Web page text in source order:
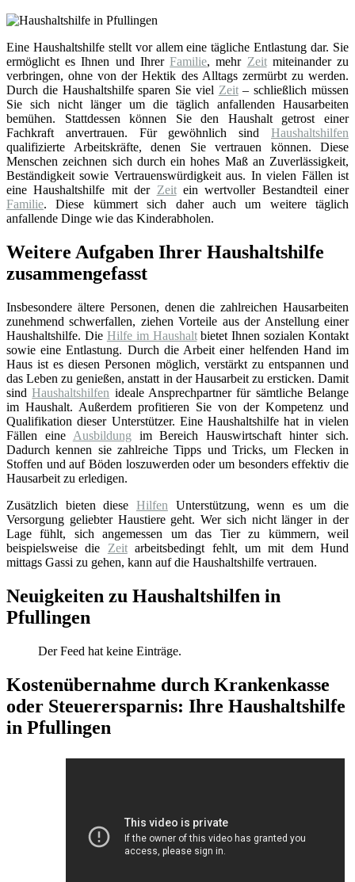
Eine Haushaltshilfe stellt vor allem eine tägliche Entlastung dar. Sie
ermöglicht es Ihnen und IhrerFamilie, mehr Zeitmiteinander zu
verbringen, ohne von der Hektik des Alltags zermürbt zu werden.
Durch die Haushaltshilfe sparen Sie viel Zeit– schließlich müssen
Sie sich nicht länger um die täglich anfallenden Hausarbeiten
bemühen. Stattdessen können Sie den Haushalt getrost einer
Fachkraft anvertrauen. Für gewöhnlich sind Haushaltshilfen
qualifizierte Arbeitskräfte, denen Sie vertrauen können. Diese
Menschen zeichnen sich durch ein hohes Maß an Zuverlässigkeit,
Beständigkeit sowie Vertrauenswürdigkeit aus. In vielen Fällen ist
eine Haushaltshilfe mit der Zeitein wertvoller Bestandteil einer
Familie. Diese kümmert sich daher auch um weitere täglich
anfallende Dinge wie das Kinderabholen.
Weitere Aufgaben Ihrer Haushaltshilfe
zusammengefasst
Insbesondere ältere Personen, denen die zahlreichen Hausarbeiten
zunehmend schwerfallen, ziehen Vorteile aus der Anstellung einer
Haushaltshilfe. Die Hilfe im Haushaltbietet Ihnen sozialen Kontakt
sowie eine Entlastung. Durch die Arbeit einer helfenden Hand im
Haus ist es diesen Personen möglich, verstärkt zu entspannen und
das Leben zu genießen, anstatt in der Hausarbeit zu ersticken. Damit
sindHaushaltshilfen ideale Ansprechpartner für sämtliche Belange
im Haushalt. Außerdem profitieren Sie von der Kompetenz und
Qualifikation dieser Unterstützer. Eine Haushaltshilfe hat in vielen
Fällen eine Ausbildung im Bereich Hauswirtschaft hinter sich.
Dadurch kennen sie zahlreiche Tipps und Tricks, um Flecken in
Stoffen und auf Böden loszuwerden oder um besonders effektiv die
Hausarbeit zu erledigen.
Zusätzlich bieten diese Hilfen Unterstützung, wenn es um die
Versorgung geliebter Haustiere geht. Wer sich nicht länger in der
Lage fühlt, sich angemessen um das Tier zu kümmern, weil
beispielsweise die Zeitarbeitsbedingt fehlt, um mit dem Hund
mittags Gassi zu gehen, kann auf die Haushaltshilfe vertrauen.
Neuigkeiten zu Haushaltshilfen in
Pfullingen
Der Feed hat keine Einträge.
Kostenübernahme durch Krankenkasse
oder Steuerersparnis: Ihre Haushaltshilfe
in Pfullingen